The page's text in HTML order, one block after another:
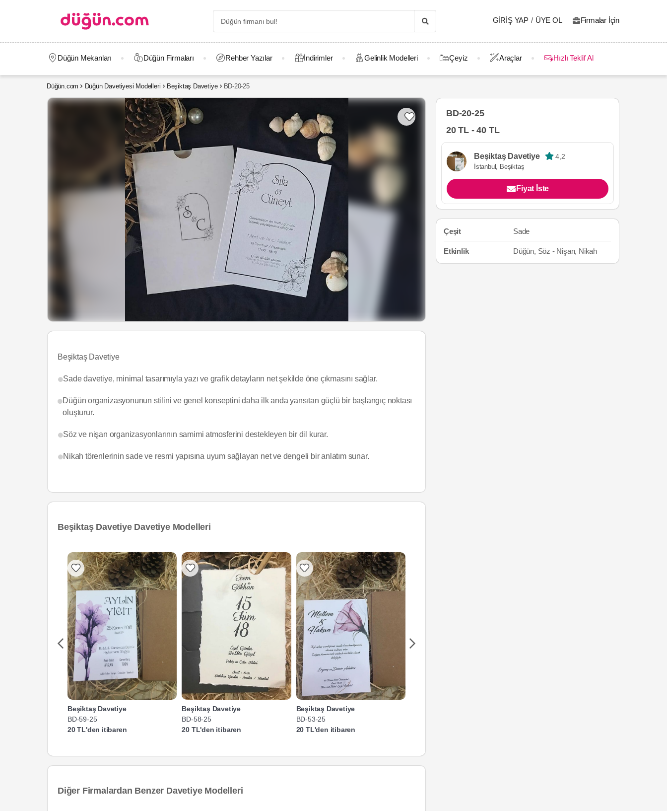
GIRIŞ YAP / ÜYE OL Firmalar İçin
Düğün Mekanları Düğün Firmaları Rehber Yazılar İndirimler Gelinlik Modelleri Çeyiz Araçlar Hızlı Teklif Al
Düğün.com Düğün Davetiyesi Modelleri Beşiktaş Davetiye BD-20-25
Beşiktaş Davetiye
Sade davetiye, minimal tasarımıyla yazı ve grafik detayların net şekilde öne çıkmasını sağlar.
Düğün organizasyonunun stilini ve genel konseptini daha ilk anda yansıtan güçlü bir başlangıç noktası
oluşturur.
Söz ve nişan organizasyonlarının samimi atmosferini destekleyen bir dil kurar.
Nikah törenlerinin sade ve resmi yapısına uyum sağlayan net ve dengeli bir anlatım sunar.
Beşiktaş Davetiye Davetiye Modelleri
Beşiktaş Davetiye
BD-59-25
20 TL'den itibaren
Beşiktaş Davetiye
BD-58-25
20 TL'den itibaren
Beşiktaş Davetiye
BD-53-25
20 TL'den itibaren
Diğer Firmalardan Benzer Davetiye Modelleri
BD-20-25
20 TL - 40 TL
Beşiktaş Davetiye 4,2
İstanbul, Beşiktaş
Fiyat İste
Çeşit Sade
Etkinlik Düğün, Söz - Nişan, Nikah